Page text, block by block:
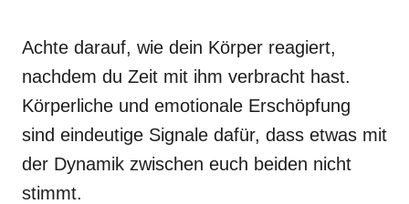
Achte darauf, wie dein Körper reagiert,
nachdem du Zeit mit ihm verbracht hast.
Körperliche und emotionale Erschöpfung
sind eindeutige Signale dafür, dass etwas mit
der Dynamik zwischen euch beiden nicht
stimmt.